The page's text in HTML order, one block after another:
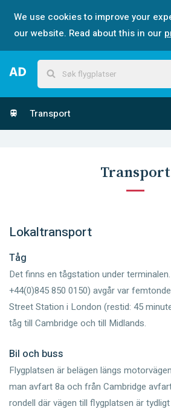
We use cookies to improve your
our website. Read about this in our
Transport
Transport
Lokaltransport
Tåg
Det finns en tågstation under
+44(0)845 850 0150) avgår var
Street Station i London (restid: 45
tåg till Cambridge och till Midlands.
Bil och buss
Flygplatsen är belägen längs
man avfart 8a och från Cambridge
rondell där vägen till flygplatsen är